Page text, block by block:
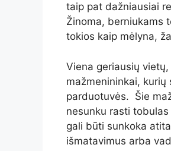
taip pat dažniausiai
Žinoma, berniukams
tokios kaip mėlyna,
Viena geriausių
mažmenininkai,
parduotuvės. Šie
nesunku rasti
gali būti sunkoka
išmatavimus arba